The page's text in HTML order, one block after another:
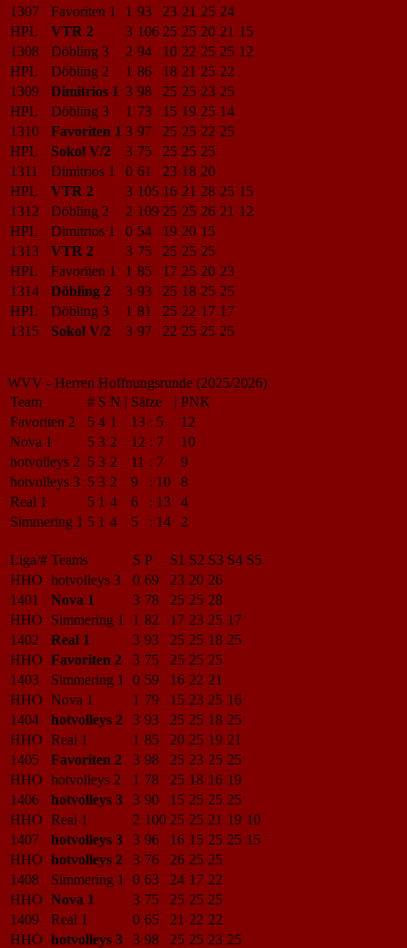
1307
Favoriten 1 1 93 23 21 25 24
HPL
VTR 2 3 106 25 25 20 21 15
1308
Döbling 3 2 94 10 22 25 25 12
HPL
Döbling 2 1 86 18 21 25 22
1309
Dimitrios 1 3 98 25 25 23 25
HPL
Döbling 3 1 73 15 19 25 14
1310
Favoriten 1 3 97 25 25 22 25
HPL
Sokol V/2 3 75 25 25 25
1311
Dimitrios 1 0 61 23 18 20
HPL
VTR 2 3 105 16 21 28 25 15
1312
Döbling 2 2 109 25 25 26 21 12
HPL
Dimitrios 1 0 54 19 20 15
1313
VTR 2 3 75 25 25 25
HPL
Favoriten 1 1 85 17 25 20 23
1314
Döbling 2 3 93 25 18 25 25
HPL
Döbling 3 1 81 25 22 17 17
1315
Sokol V/2 3 97 22 25 25 25
WVV - Herren Hoffnungsrunde (2025/2026)
Team
# S N | Sätze | PNK
Favoriten 2
5 4 1 13 : 5
12
Nova 1
5 3 2 12 : 7
10
hotvolleys 2 5 3 2 11 : 7
9
hotvolleys 3 5 3 2 9 : 10
8
Real 1
5 1 4 6 : 13
4
Simmering 1 5 1 4 5 : 14 2
Liga/# Teams S P S1 S2 S3 S4 S5
HHO hotvolleys 3 0 69 23 20 26
1401
Nova 1 3 78 25 25 28
HHO
Simmering 1 1 82 17 23 25 17
1402
Real 1 3 93 25 25 18 25
HHO Favoriten 2 3 75 25 25 25
1403
Simmering 1 0 59 16 22 21
HHO Nova 1 1 79 15 23 25 16
1404
hotvolleys 2 3 93 25 25 18 25
HHO Real 1 1 85 20 25 19 21
1405
Favoriten 2 3 98 25 23 25 25
HHO hotvolleys 2 1 78 25 18 16 19
1406
hotvolleys 3 3 90 15 25 25 25
HHO Real 1 2 100 25 25 21 19 10
1407
hotvolleys 3 3 96 16 15 25 25 15
HHO hotvolleys 2 3 76 26 25 25
1408
Simmering 1 0 63 24 17 22
HHO Nova 1 3 75 25 25 25
1409
Real 1 0 65 21 22 22
HHO hotvolleys 3 3 98 25 25 23 25